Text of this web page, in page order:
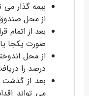
بیمه گذار
از محل
بعد از اتمام
صورت یکجا
درصد را
می تواند